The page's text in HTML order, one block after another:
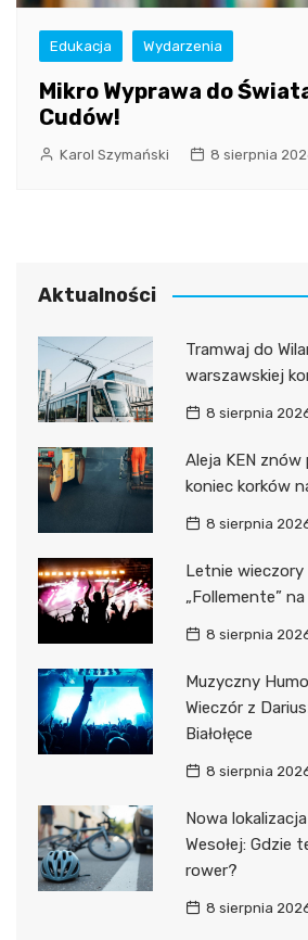
Edukacja Wydarzenia
Mikro Wyprawa do
Cudów!
Karol Szymański 8 sierpnia
Aktualności
Tramwaj do
warszawskiej
8 sierpnia
Aleja KEN
koniec korków
8 sierpnia
Letnie wieczory
„Follemente”
8 sierpnia
Muzyczny
Wieczór z
Białołęce
8 sierpnia
Nowa
Wesołej: Gdzie
rower?
8 sierpnia